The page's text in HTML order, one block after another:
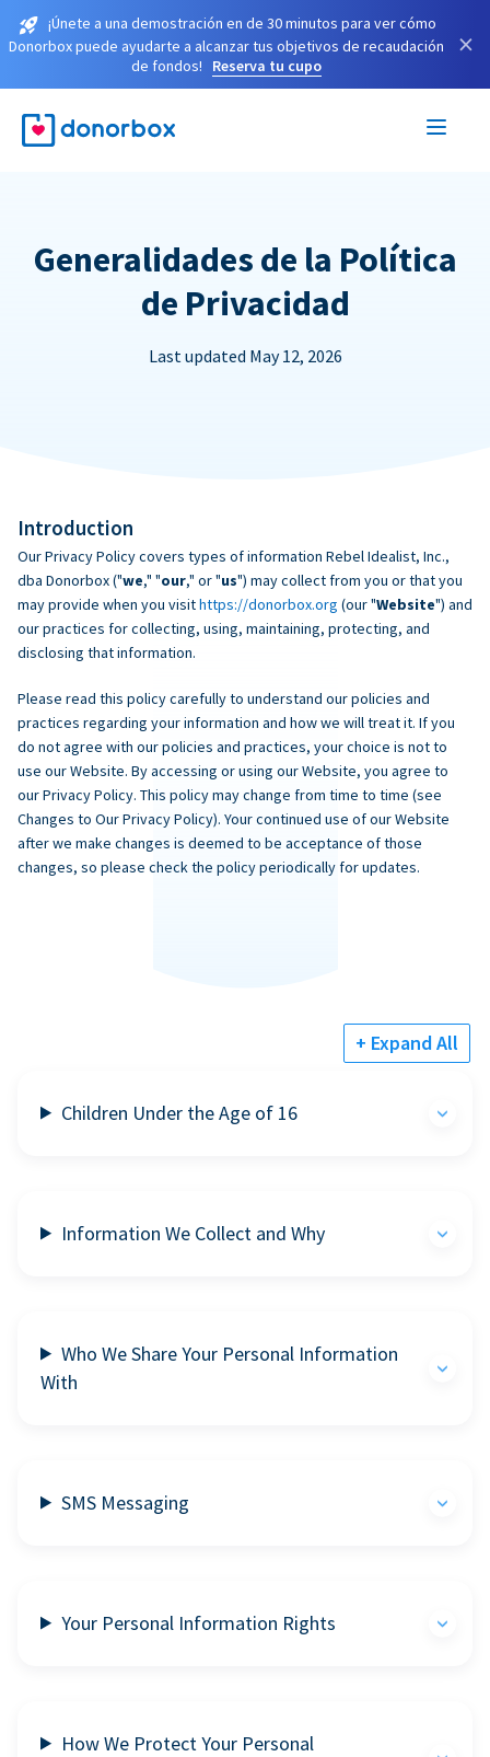
¡Únete a una demostración en de 30 minutos para ver cómo
Donorbox puede ayudarte a alcanzar tus objetivos de recaudación
de fondos!
Reserva tu cupo
×
Generalidades de la Política
de Privacidad
Last updated May 12, 2026
Introduction
Our Privacy Policy covers types of information Rebel Idealist, Inc.,
dba Donorbox ("we," "our," or "us") may collect from you or that you
may provide when you visithttps://donorbox.org (our "Website") and
our practices for collecting, using, maintaining, protecting, and
disclosing that information.
Please read this policy carefully to understand our policies and
practices regarding your information and how we will treat it. If you
do not agree with our policies and practices, your choice is not to
use our Website. By accessing or using our Website, you agree to
our Privacy Policy. This policy may change from time to time (see
Changes to Our Privacy Policy). Your continued use of our Website
after we make changes is deemed to be acceptance of those
changes, so please check the policy periodically for updates.
+ Expand All
Children Under the Age of 16
Information We Collect and Why
Who We Share Your Personal Information
With
SMS Messaging
Your Personal Information Rights
How We Protect Your Personal